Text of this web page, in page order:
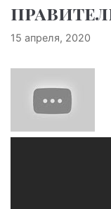
15 апреля, 2020